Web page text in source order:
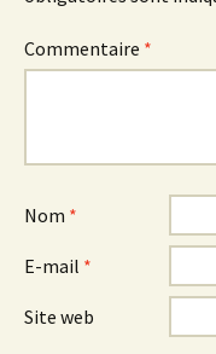
Commentaire *
Nom *
E-mail *
Site web